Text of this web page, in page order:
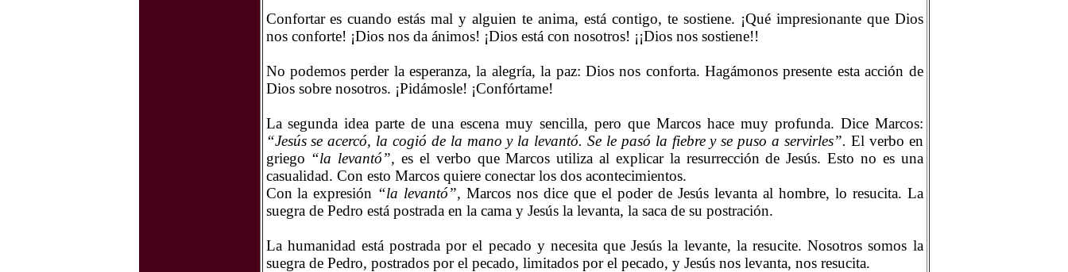
Confortar es cuando estás mal y alguien te anima, está contigo, te sostiene. ¡Qué impresionante que Dios
nos conforte! ¡Dios nos da ánimos! ¡Dios está con nosotros! ¡¡Dios nos sostiene!!
No podemos perder la esperanza, la alegría, la paz: Dios nos conforta. Hagámonos presente esta acción de
Dios sobre nosotros. ¡Pidámosle! ¡Confórtame!
La segunda idea parte de una escena muy sencilla, pero que Marcos hace muy profunda. Dice Marcos:
“Jesús se acercó, la cogió de la mano y la levantó. Se le pasó la fiebre y se puso a servirles”. El verbo en
griego “la levantó”, es el verbo que Marcos utiliza al explicar la resurrección de Jesús. Esto no es una
casualidad. Con esto Marcos quiere conectar los dos acontecimientos.
Con la expresión “la levantó”, Marcos nos dice que el poder de Jesús levanta al hombre, lo resucita. La
suegra de Pedro está postrada en la cama y Jesús la levanta, la saca de su postración.
La humanidad está postrada por el pecado y necesita que Jesús la levante, la resucite. Nosotros somos la
suegra de Pedro, postrados por el pecado, limitados por el pecado, y Jesús nos levanta, nos resucita.